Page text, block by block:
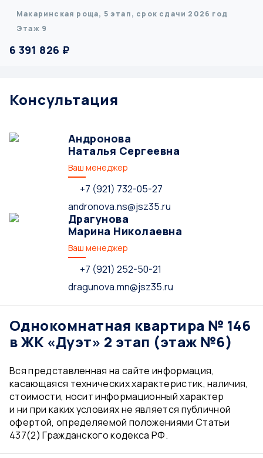
Макаринская роща, 5 этап, срок сдачи 2026 год
Этаж 9
6 391 826 ₽
Консультация
Андронова
Наталья Сергеевна
Ваш менеджер
+7 (921) 732-05-27
andronova.ns@jsz35.ru
Драгунова
Марина Николаевна
Ваш менеджер
+7 (921) 252-50-21
dragunova.mn@jsz35.ru
Однокомнатная квартира № 146
в ЖК «Дуэт» 2 этап (этаж №6)
Вся представленная на сайте информация,
касающаяся технических характеристик, наличия,
стоимости, носит информационный характер
и ни при каких условиях не является публичной
офертой, определяемой положениями Статьи
437(2) Гражданского кодекса РФ.